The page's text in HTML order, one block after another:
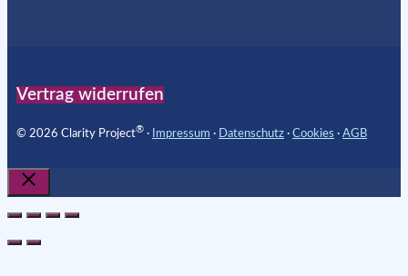
Vertrag widerrufen
© 2026 Clarity Project® ∙ Impressum ∙ Datenschutz ∙ Cookies ∙ AGB
Schließen